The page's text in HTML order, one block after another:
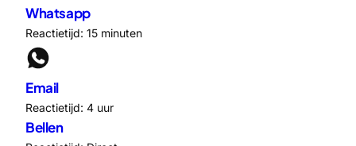
Whatsapp
Reactietijd: 15 minuten
Email
Reactietijd: 4 uur
Bellen